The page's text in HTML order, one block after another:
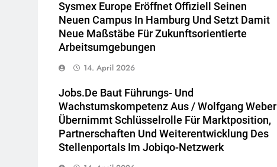
Sysmex Europe Eröffnet Offiziell Seinen
Neuen Campus In Hamburg Und Setzt Damit
Neue Maßstäbe Für Zukunftsorientierte
Arbeitsumgebungen
14. April 2026
Jobs.de Baut Führungs- Und
Wachstumskompetenz Aus / Wolfgang Weber
Übernimmt Schlüsselrolle Für Marktposition,
Partnerschaften Und Weiterentwicklung Des
Stellenportals Im Jobiqo-Netzwerk